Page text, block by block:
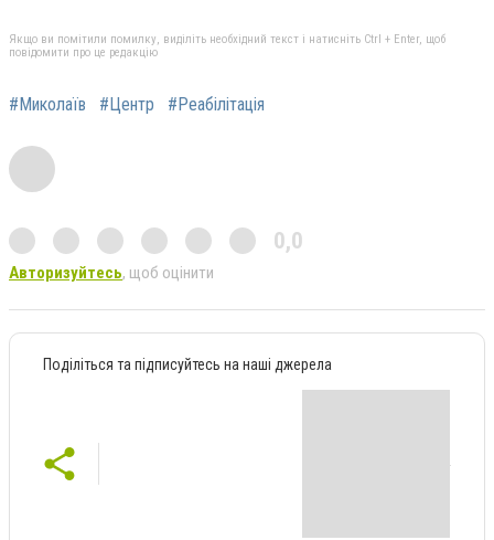
Якщо ви помітили помилку, виділіть необхідний текст і натисніть Ctrl + Enter, щоб
повідомити про це редакцію
#Миколаїв #Центр #Реабілітація
0,0
Авторизуйтесь, щоб оцінити
Поділіться та підписуйтесь на наші джерела